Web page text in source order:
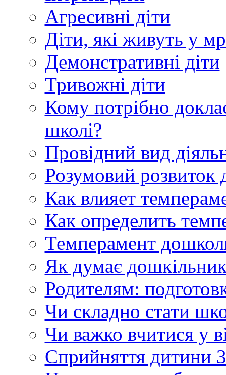
Агресивні діти
Діти, які живуть у
Демонстративні діти
Тривожні діти
Кому потрібно
школі?
Провідний вид
Розумовий розвиток
Как влияет
Как определить
Темперамент
Як думає
Родителям:
Чи складно стати
Чи важко вчитися у
Сприйняття дитини